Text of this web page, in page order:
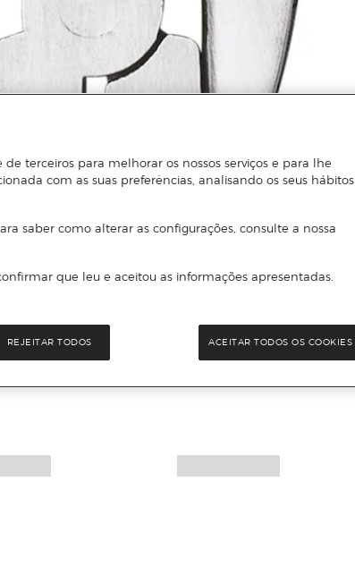
de terceiros para melhorar os nossos serviços e para lhe
com as suas preferências, analisando os seus hábitos
saber como alterar as configurações, consulte a nossa
que leu e aceitou as informações apresentadas.
REJEITAR TODOS ACEITAR TODOS OS COOKIES